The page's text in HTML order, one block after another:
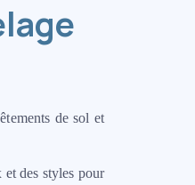
de sol et
des styles pour